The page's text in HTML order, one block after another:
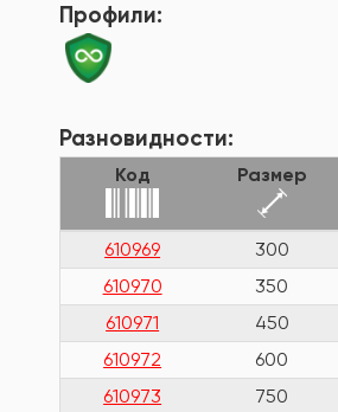
Профили:
Разновидности:
Код Размер
610969 300
610970
350
610971
450
610972
600
610973
750